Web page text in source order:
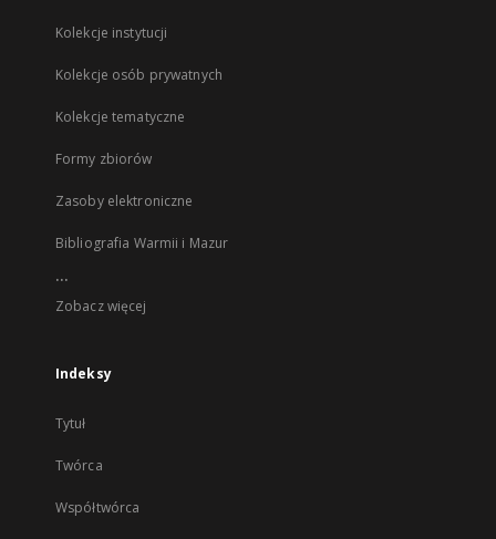
Kolekcje instytucji
Kolekcje osób prywatnych
Kolekcje tematyczne
Formy zbiorów
Zasoby elektroniczne
Bibliografia Warmii i Mazur
...
Zobacz więcej
Indeksy
Tytuł
Twórca
Współtwórca